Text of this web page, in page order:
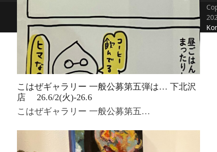
こはぜギャラリー 一般公募第五弾は… 下北沢
店 26.6/2(火)-26.6
こはぜギャラリー 一般公募第五…